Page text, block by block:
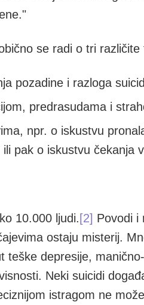
se radi o tri različite
pozadine i razloga
predrasudama i
npr. o iskustvu
pak o iskustvu čekanja
10.000 ljudi. [2] Povodi i
ostaju misterij.
depresije,
Neki suicidi
istragom ne